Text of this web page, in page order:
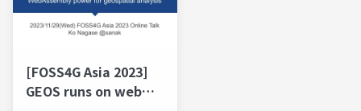
[FOSS4G Asia 2023]
GEOS runs on web